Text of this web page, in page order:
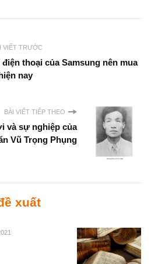
VIẾT TRƯỚC
điện thoại của Samsung nên mua
nay
BÀI VIẾT TIẾP THEO
và sự nghiệp của
Vũ Trọng Phụng
xuất